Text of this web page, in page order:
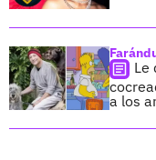
Le
a los